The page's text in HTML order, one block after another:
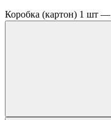
Коробка (картон) 1 шт —